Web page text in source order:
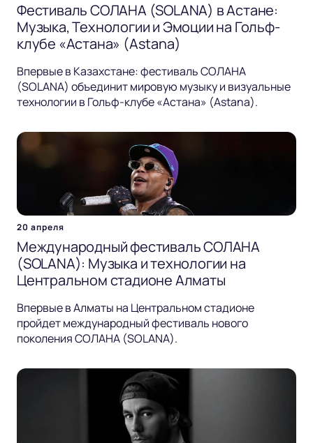
Фестиваль СОЛАНА (SOLANA) в Астане:
Музыка, Технологии и Эмоции на Гольф-
клубе «Астана» (Astana)
Впервые в Казахстане: фестиваль СОЛАНА
(SOLANA) объединит мировую музыку и визуальные
технологии в Гольф-клубе «Астана» (Astana).
20 апреля
Международный фестиваль СОЛАНА
(SOLANA): Музыка и технологии на
Центральном стадионе Алматы
Впервые в Алматы на Центральном стадионе
пройдет международный фестиваль нового
поколения СОЛАНА (SOLANA).